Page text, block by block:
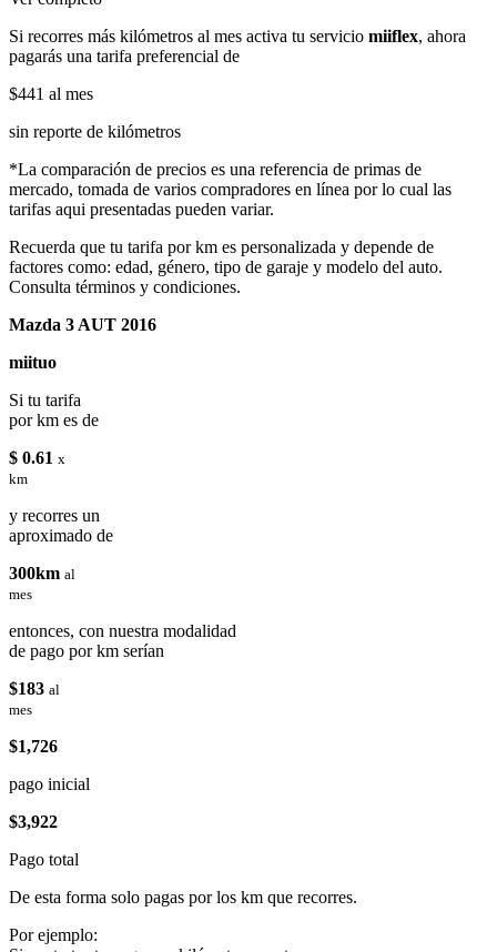
Si recorres más kilómetros al mes activa tu servicio miiflex, ahora
pagarás una tarifa preferencial de
$441 al mes
sin reporte de kilómetros
*La comparación de precios es una referencia de primas de
mercado, tomada de varios compradores en línea por lo cual las
tarifas aqui presentadas pueden variar.
Recuerda que tu tarifa por km es personalizada y depende de
factores como: edad, género, tipo de garaje y modelo del auto.
Consulta términos y condiciones.
Mazda 3 AUT 2016
miituo
Si tu tarifa
por km es de
$ 0.61 x
km
y recorres un
aproximado de
300km al
mes
entonces, con nuestra modalidad
de pago por km serían
$183 al
mes
$1,726
pago inicial
$3,922
Pago total
De esta forma solo pagas por los km que recorres.
Por ejemplo: